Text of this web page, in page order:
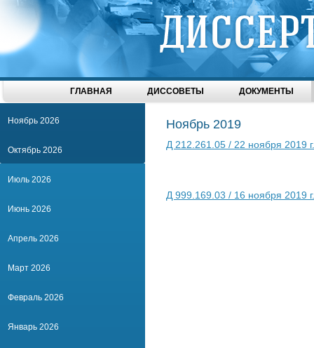
ГЛАВНАЯ ДИССОВЕТЫ ДОКУМЕНТЫ
Ноябрь 2026
Октябрь 2026
Июль 2026
Июнь 2026
Апрель 2026
Март 2026
Февраль 2026
Январь 2026
Ноябрь 2019
Д 212.261.05 / 22 ноября 2019 г.
Д 999.169.03 / 16 ноября 2019 г.